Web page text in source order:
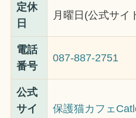
定休
日
月曜日(公式サイ
電話
番号
087-887-2751
公式
サイ
保護猫カフェ